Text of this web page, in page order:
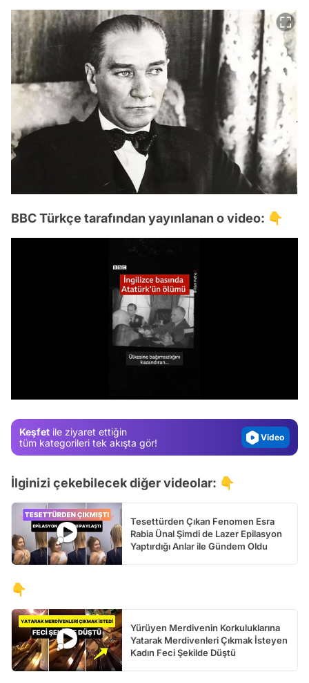
BBC Türkçe tarafından yayınlanan o video: 👇
Keşfet ile ziyaret ettiğin
tüm kategorileri tek akışta gör!
Video
Test
İlginizi çekebilecek diğer videolar: 👇
Tesettürden Çıkan Fenomen Esra
Rabia Ünal Şimdi de Lazer Epilasyon
Yaptırdığı Anlar ile Gündem Oldu
👇
Yürüyen Merdivenin Korkuluklarına
Yatarak Merdivenleri Çıkmak İsteyen
Kadın Feci Şekilde Düştü